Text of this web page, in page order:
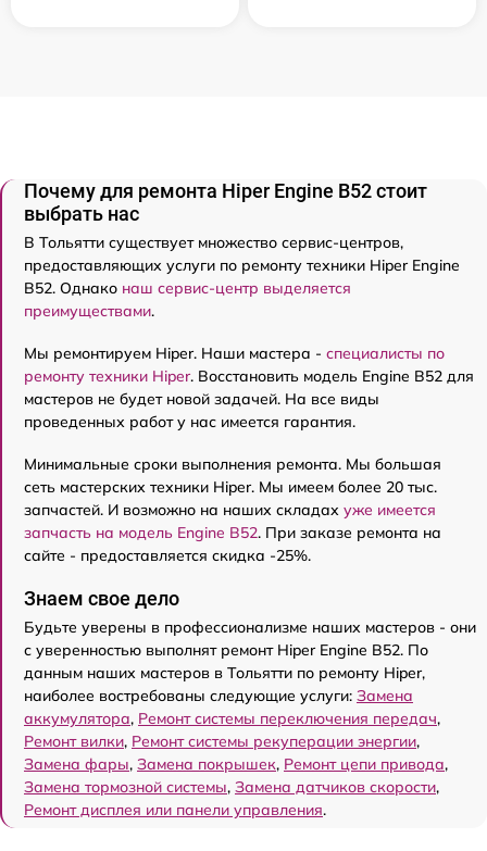
Почему для ремонта Hiper Engine B52 стоит
выбрать нас
В Тольятти существует множество сервис-центров,
предоставляющих услуги по ремонту техники Hiper Engine
B52. Однако наш сервис-центр выделяется
преимуществами.
Мы ремонтируем Hiper. Наши мастера - специалисты по
ремонту техники Hiper. Восстановить модель Engine B52 для
мастеров не будет новой задачей. На все виды
проведенных работ у нас имеется гарантия.
Минимальные сроки выполнения ремонта. Мы большая
сеть мастерских техники Hiper. Мы имеем более 20 тыс.
запчастей. И возможно на наших складах уже имеется
запчасть на модель Engine B52. При заказе ремонта на
сайте - предоставляется скидка -25%.
Знаем свое дело
Будьте уверены в профессионализме наших мастеров - они
с уверенностью выполнят ремонт Hiper Engine B52. По
данным наших мастеров в Тольятти по ремонту Hiper,
наиболее востребованы следующие услуги: Замена
аккумулятора, Ремонт системы переключения передач,
Ремонт вилки, Ремонт системы рекуперации энергии,
Замена фары, Замена покрышек, Ремонт цепи привода,
Замена тормозной системы, Замена датчиков скорости,
Ремонт дисплея или панели управления.